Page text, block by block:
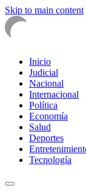
Skip to main content
Inicio
Judicial
Nacional
Internacional
Política
Economía
Salud
Deportes
Tecnología